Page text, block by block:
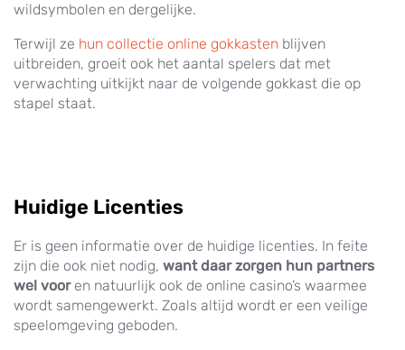
wildsymbolen en dergelijke.
Terwijl ze hun collectie online gokkasten blijven
uitbreiden, groeit ook het aantal spelers dat met
verwachting uitkijkt naar de volgende gokkast die op
stapel staat.
Huidige Licenties
Er is geen informatie over de huidige licenties. In feite
zijn die ook niet nodig, want daar zorgen hun partners
wel vooren natuurlijk ook de online casino’s waarmee
wordt samengewerkt. Zoals altijd wordt er een veilige
speelomgeving geboden.